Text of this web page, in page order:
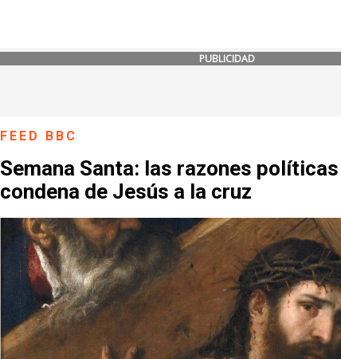
PUBLICIDAD
FEED BBC
Semana Santa: las razones
condena de Jesús a la cruz